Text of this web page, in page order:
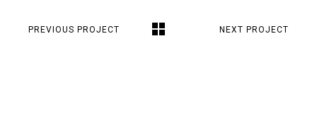
PREVIOUS PROJECT NEXT PROJECT